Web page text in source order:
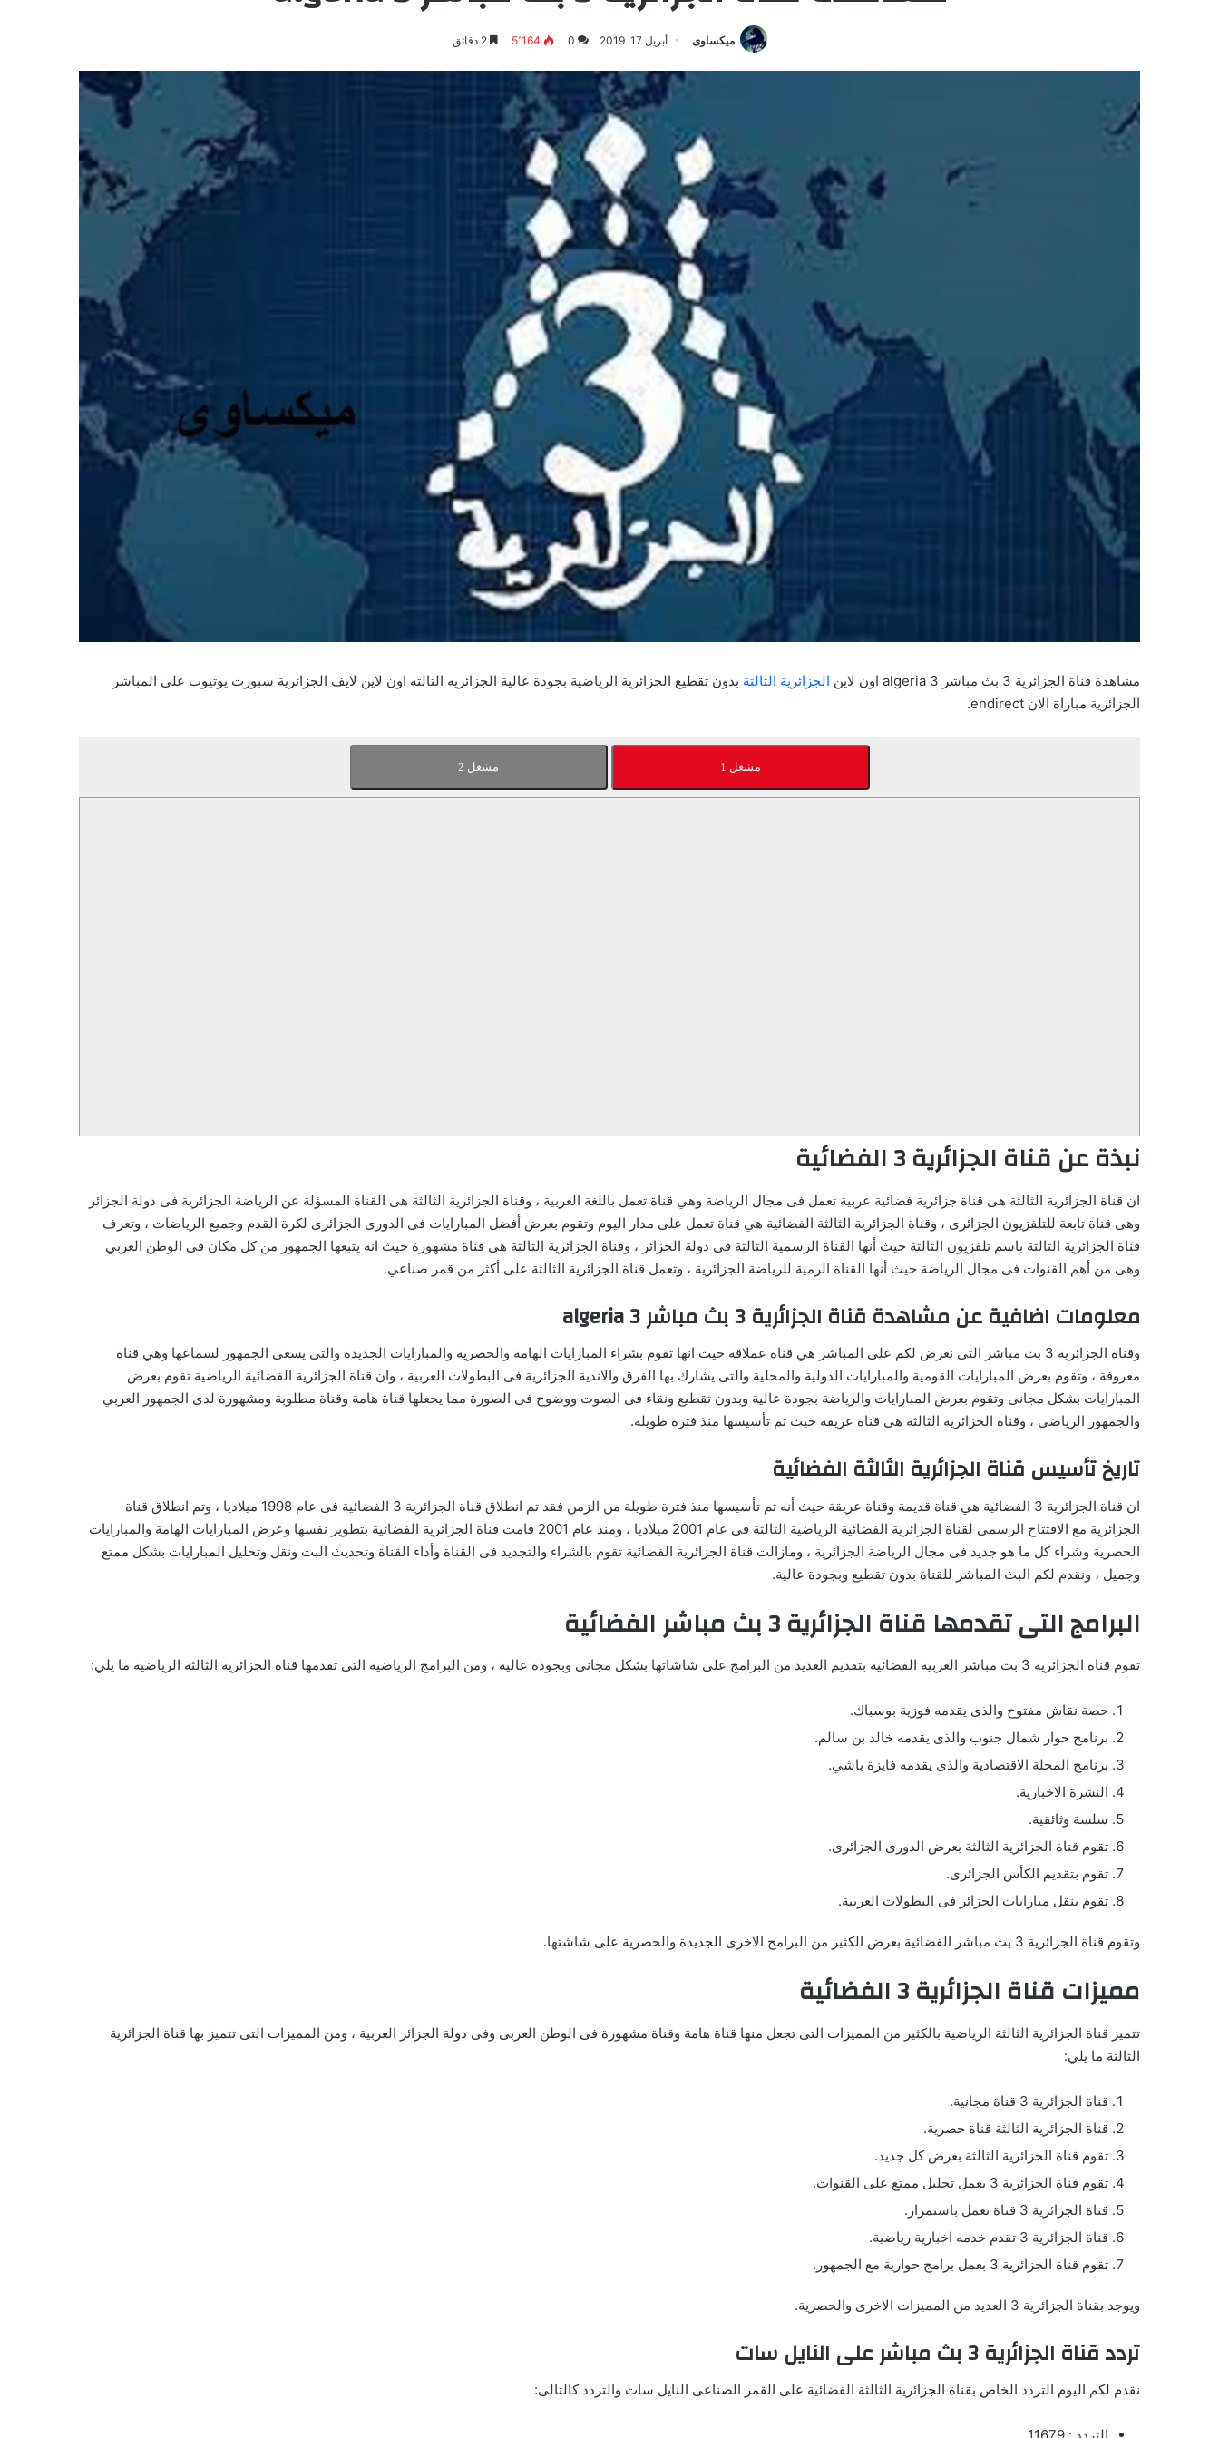
ميكساوى أبريل 17, 2019 0 5٬164 2 دقائق
مشاهدة قناة الجزائرية 3 بث مباشر algeria 3 اون لاين الجزائرية الثالثة بدون تقطيع الجزائرية الرياضية بجودة عالية الجزائريه التالته اون لاين لايف الجزائرية سبورت يوتيوب على المباشر
الجزائرية مباراة الان endirect.
نبذة عن قناة الجزائرية 3 الفضائية
ان قناة الجزائرية الثالثة هى قناة جزائرية فضائية عربية تعمل فى مجال الرياضة وهي قناة تعمل باللغة العربية ، وقناة الجزائرية الثالثة هى القناة المسؤلة عن الرياضة الجزائرية فى دولة الجزائر
وهى قناة تابعة للتلفزيون الجزائرى ، وقناة الجزائرية الثالثة الفضائية هي قناة تعمل على مدار اليوم وتقوم بعرض أفضل المبارايات فى الدورى الجزائرى لكرة القدم وجميع الرياضات ، وتعرف
قناة الجزائرية الثالثة باسم تلفزيون الثالثة حيث أنها القناة الرسمية الثالثة فى دولة الجزائر ، وقناة الجزائرية الثالثة هى قناة مشهورة حيث انه يتبعها الجمهور من كل مكان فى الوطن العربي
وهى من أهم القنوات فى مجال الرياضة حيث أنها القناة الرمية للرياضة الجزائرية ، وتعمل قناة الجزائرية الثالثة على أكثر من قمر صناعي.
معلومات اضافية عن مشاهدة قناة الجزائرية 3 بث مباشر algeria 3
وقناة الجزائرية 3 بث مباشر التى نعرض لكم على المباشر هي قناة عملاقة حيث انها تقوم بشراء المبارايات الهامة والحصرية والمبارايات الجديدة والتى يسعى الجمهور لسماعها وهي قناة
معروفة ، وتقوم بعرض المبارايات القومية والمبارايات الدولية والمحلية والتى يشارك بها الفرق والاندية الجزائرية فى البطولات العربية ، وان قناة الجزائرية الفضائية الرياضية تقوم بعرض
المبارايات بشكل مجانى وتقوم بعرض المبارايات والرياضة بجودة عالية وبدون تقطيع ونقاء فى الصوت ووضوح فى الصورة مما يجعلها قناة هامة وقناة مطلوبة ومشهورة لدى الجمهور العربي
والجمهور الرياضي ، وقناة الجزائرية الثالثة هي قناة عريقة حيث تم تأسيسها منذ فترة طويلة.
تاريخ تأسيس قناة الجزائرية الثالثة الفضائية
ان قناة الجزائرية 3 الفضائية هي قناة قديمة وقناة عريقة حيث أنه تم تأسيسها منذ فترة طويلة من الزمن فقد تم انطلاق قناة الجزائرية 3 الفضائية فى عام 1998 ميلاديا ، وتم انطلاق قناة
الجزائرية مع الافتتاح الرسمى لقناة الجزائرية الفضائية الرياضية الثالثة فى عام 2001 ميلاديا ، ومنذ عام 2001 قامت قناة الجزائرية الفضائية بتطوير نفسها وعرض المبارايات الهامة والمبارايات
الحصرية وشراء كل ما هو جديد فى مجال الرياضة الجزائرية ، ومازالت قناة الجزائرية الفضائية تقوم بالشراء والتجديد فى القناة وأداء القناة وتحديث البث ونقل وتحليل المبارايات بشكل ممتع
وجميل ، ونقدم لكم البث المباشر للقناة بدون تقطيع وبجودة عالية.
البرامج التى تقدمها قناة الجزائرية 3 بث مباشر الفضائية
تقوم قناة الجزائرية 3 بث مباشر العربية الفضائية بتقديم العديد من البرامج على شاشاتها بشكل مجانى وبجودة عالية ، ومن البرامج الرياضية التى تقدمها قناة الجزائرية الثالثة الرياضية ما يلي:
حصة نقاش مفتوح والذى يقدمه فوزية بوسباك.
برنامج حوار شمال جنوب والذى يقدمه خالد بن سالم.
برنامج المجلة الاقتصادية والذى يقدمه فايزة باشي.
النشرة الاخبارية.
سلسة وثائقية.
تقوم قناة الجزائرية الثالثة بعرض الدورى الجزائرى.
تقوم بتقديم الكأس الجزائرى.
تقوم بنقل مبارايات الجزائر فى البطولات العربية.
وتقوم قناة الجزائرية 3 بث مباشر الفضائية بعرض الكثير من البرامج الاخرى الجديدة والحصرية على شاشتها.
مميزات قناة الجزائرية 3 الفضائية
تتميز قناة الجزائرية الثالثة الرياضية بالكثير من المميزات التى تجعل منها قناة هامة وقناة مشهورة فى الوطن العربى وفى دولة الجزائر العربية ، ومن المميزات التى تتميز بها قناة الجزائرية
الثالثة ما يلي:
قناة الجزائرية 3 قناة مجانية.
قناة الجزائرية الثالثة قناة حصرية.
تقوم قناة الجزائرية الثالثة بعرض كل جديد.
تقوم قناة الجزائرية 3 بعمل تحليل ممتع على القنوات.
قناة الجزائرية 3 قناة تعمل باستمرار.
قناة الجزائرية 3 تقدم خدمه اخبارية رياضية.
تقوم قناة الجزائرية 3 بعمل برامج حوارية مع الجمهور.
ويوجد بقناة الجزائرية 3 العديد من المميزات الاخرى والحصرية.
تردد قناة الجزائرية 3 بث مباشر على النايل سات
نقدم لكم اليوم التردد الخاص بقناة الجزائرية الثالثة الفضائية على القمر الصناعى النايل سات والتردد كالتالى: